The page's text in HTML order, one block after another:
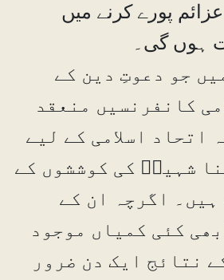
پورے کرنے میں
ہوں گی۔
جو دعوتِ دین کے
کانفرنسیں منعقد
اتحاد اسلامی کے لیے
شہیدؒ کی کوششوں کے
اگرچہ ان کے
کئی کمیاں موجود
نتائج ایک دن ضرور